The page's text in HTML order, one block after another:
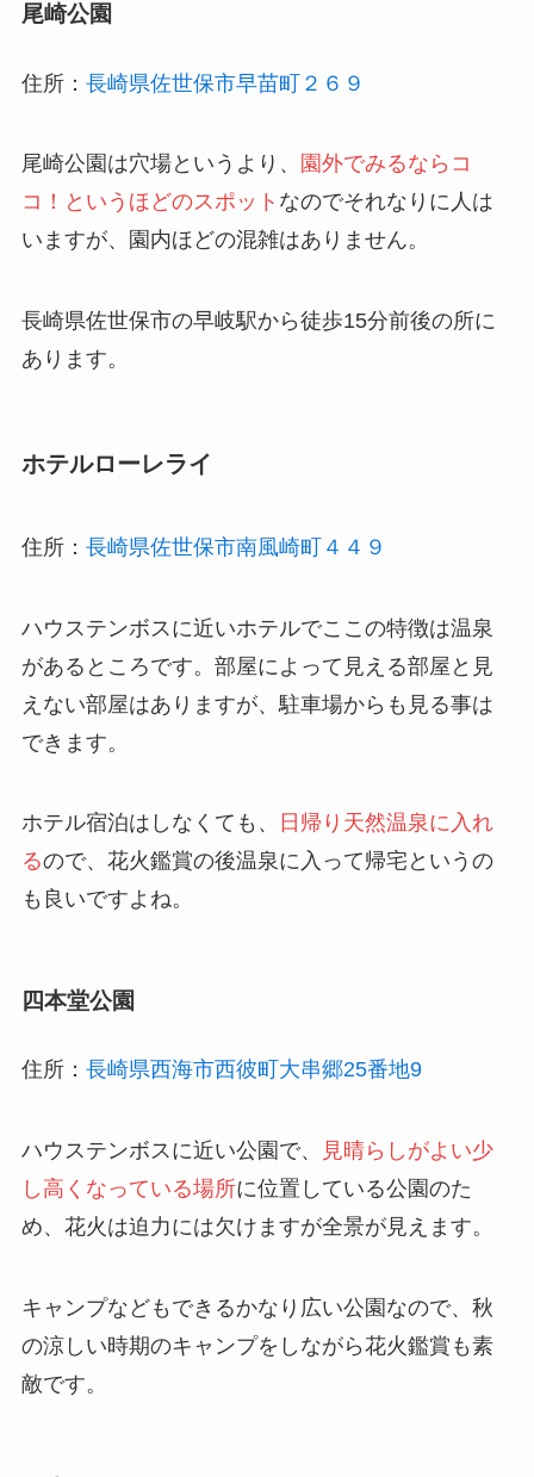
尾崎公園
住所： 長崎県佐世保市早苗町２６９
尾崎公園は穴場というより、
園外でみるならコ
コ！というほどのスポット なのでそれなりに人は
いますが、園内ほどの混雑はありません。
長崎県佐世保市の早岐駅から徒歩15分前後の所に
あります。
ホテルローレライ
住所： 長崎県佐世保市南風崎町４４９
ハウステンボスに近いホテルでここの特徴は温泉
があるところです。部屋によって見える部屋と見
えない部屋はありますが、駐車場からも見る事は
できます。
ホテル宿泊はしなくても、
日帰り天然温泉に入れ
るので、花火鑑賞の後温泉に入って帰宅というの
も良いですよね。
四本堂公園
住所： 長崎県西海市西彼町大串郷25番地9
ハウステンボスに近い公園で、
見晴らしがよい少
し高くなっている場所に位置している公園のた
め、花火は迫力には欠けますが全景が見えます。
キャンプなどもできるかなり広い公園なので、秋
の涼しい時期のキャンプをしながら花火鑑賞も素
敵です。